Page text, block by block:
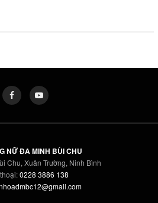
NỮ ĐA MINH BÙI CHU
Chu, Xuân Trường, Ninh Bình
0228 3886 138